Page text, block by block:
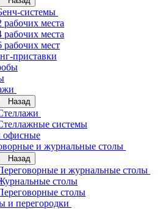
системы
рабочих места
рабочих места
рабочих мест
приставки
Назад
системы
офисные
и журнальные столы
Назад
и журнальные столы
столы
столы
и перегородки